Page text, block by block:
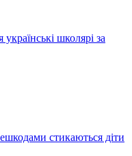
школярі за
стикаються діти